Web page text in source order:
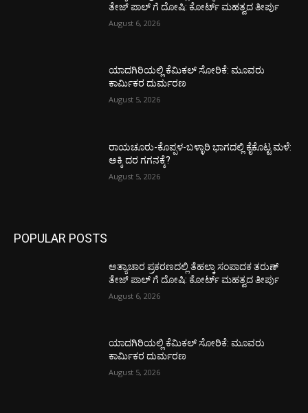
ತೇಜ್‌ ಪಾಲ್‌ ಗೆ ದೋಷಿ: ಕೋರ್ಟ್‌ ಮಹತ್ವದ ತೀರ್ಪು
August 6, 2026
ಯಾದಗಿರಿಯಲ್ಲಿ ಕೆಮಿಕಲ್ ಸೋರಿಕೆ: ಮೂವರು
ಕಾರ್ಮಿಕರ ದುರ್ಮರಣ
August 5, 2026
ರಾಯಚೂರು-ಕೊಪ್ಪಳ-ಬಳ್ಳಾರಿ ಭಾಗದಲ್ಲಿ ಕೈಕೊಟ್ಟ ಮಳೆ:
ಅಕ್ಕಿ ದರ ಗಗನಕ್ಕೆ?
August 5, 2026
POPULAR POSTS
ಅತ್ಯಾಚಾರ ಪ್ರಕರಣದಲ್ಲಿ ತೆಹಲ್ಕಾ ಸಂಪಾದಕ ತರುಣ್‌
ತೇಜ್‌ ಪಾಲ್‌ ಗೆ ದೋಷಿ: ಕೋರ್ಟ್‌ ಮಹತ್ವದ ತೀರ್ಪು
August 6, 2026
ಯಾದಗಿರಿಯಲ್ಲಿ ಕೆಮಿಕಲ್ ಸೋರಿಕೆ: ಮೂವರು
ಕಾರ್ಮಿಕರ ದುರ್ಮರಣ
August 5, 2026